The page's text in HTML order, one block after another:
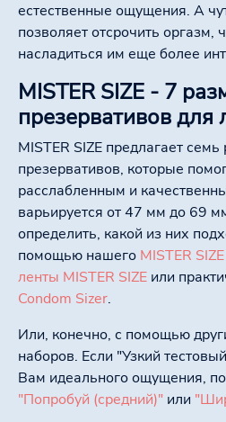
естественные ощущения. А
позволяет отсрочить оргазм,
насладиться им еще более
MISTER SIZE - 7
презервативов для
MISTER SIZE предлагает
презервативов, которые
расслабленным и
варьируется от 47 мм до 69
определить, какой из них
помощью нашего MISTER
ленты MISTER SIZE или
Condom Sizer.
Или, конечно, с помощью
наборов. Если "Узкий
Вам идеального ощущения,
"Попробуй (средний)" или